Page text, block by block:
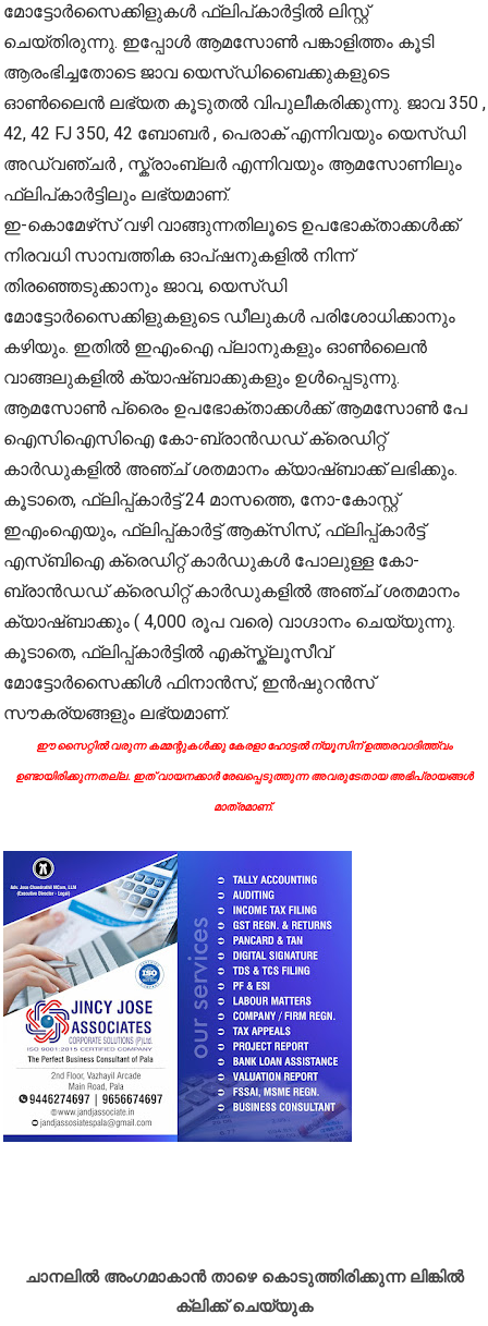
മോട്ടോർസൈക്കിളുകൾ ഫ്ലിപ്‍കാർട്ടിൽ ലിസ്റ്റ്
ചെയ്തിരുന്നു. ഇപ്പോൾ ആമസോൺ പങ്കാളിത്തം കൂടി
ആരംഭിച്ചതോടെ ജാവ യെസ്‍ഡിബൈക്കുകളുടെ
ഓൺലൈൻ ലഭ്യത കൂടുതൽ വിപുലീകരിക്കുന്നു. ജാവ 350 ,
42, 42 FJ 350, 42 ബോബർ , പെരാക് എന്നിവയും യെസ്‍ഡി
അഡ്വഞ്ചർ , സ്ക്രാംബ്ലർ എന്നിവയും ആമസോണിലും
ഫ്ലിപ്‍കാർട്ടിലും ലഭ്യമാണ്.
ഇ-കൊമേഴ്‌സ് വഴി വാങ്ങുന്നതിലൂടെ ഉപഭോക്താക്കൾക്ക്
നിരവധി സാമ്പത്തിക ഓപ്ഷനുകളിൽ നിന്ന്
തിരഞ്ഞെടുക്കാനും ജാവ, യെസ്ഡി
മോട്ടോർസൈക്കിളുകളുടെ ഡീലുകൾ പരിശോധിക്കാനും
കഴിയും. ഇതിൽ ഇഎംഐ പ്ലാനുകളും ഓൺലൈൻ
വാങ്ങലുകളിൽ ക്യാഷ്ബാക്കുകളും ഉൾപ്പെടുന്നു.
ആമസോൺ പ്രൈം ഉപഭോക്താക്കൾക്ക് ആമസോൺ പേ
ഐസിഐസിഐ കോ-ബ്രാൻഡഡ് ക്രെഡിറ്റ്
കാർഡുകളിൽ അഞ്ച് ശതമാനം ക്യാഷ്ബാക്ക് ലഭിക്കും.
കൂടാതെ, ഫ്ലിപ്പ്കാർട്ട് 24 മാസത്തെ, നോ-കോസ്റ്റ്
ഇഎംഐയും, ഫ്ലിപ്പ്കാർട്ട് ആക്സിസ്, ഫ്ലിപ്പ്കാർട്ട്
എസ്ബിഐ ക്രെഡിറ്റ് കാർഡുകൾ പോലുള്ള കോ-
ബ്രാൻഡഡ് ക്രെഡിറ്റ് കാർഡുകളിൽ അഞ്ച് ശതമാനം
ക്യാഷ്ബാക്കും ( 4,000 രൂപ വരെ) വാഗ്ദാനം ചെയ്യുന്നു.
കൂടാതെ, ഫ്ലിപ്പ്കാർട്ടിൽ എക്സ്ക്ലൂസീവ്
മോട്ടോർസൈക്കിൾ ഫിനാൻസ്, ഇൻഷുറൻസ്
സൗകര്യങ്ങളും ലഭ്യമാണ്.
ഈ സൈറ്റിൽ വരുന്ന കമ്മന്റുകൾക്കു കേരളാ ഹോട്ടൽ ന്യൂസിന് ഉത്തരവാദിത്ത്വം
ഉണ്ടായിരിക്കുന്നതല്ല. ഇത് വായനക്കാർ രേഖപ്പെടുത്തുന്ന അവരുടേതായ അഭിപ്രായങ്ങൾ
മാത്രമാണ്.
ചാനലിൽ അംഗമാകാൻ താഴെ കൊടുത്തിരിക്കുന്ന ലിങ്കിൽ
ക്ലിക്ക് ചെയ്യുക